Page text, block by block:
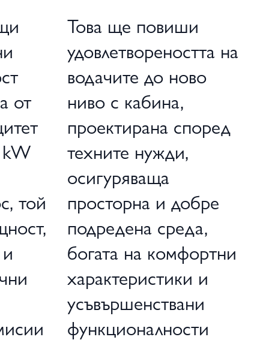
от
той
Това ще повиши
удовлетвореността на
водачите до ново
ниво с кабина,
проектирана според
техните нужди,
осигуряваща
просторна и добре
подредена среда,
богата на комфортни
характеристики и
усъвършенствани
функционалности